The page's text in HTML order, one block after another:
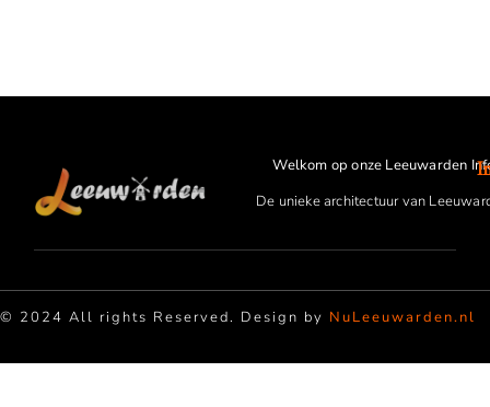
Welkom op onze Leeuwarden
De unieke architectuur van
© 2024 All rights Reserved. Design by NuLeeuwarden.nl